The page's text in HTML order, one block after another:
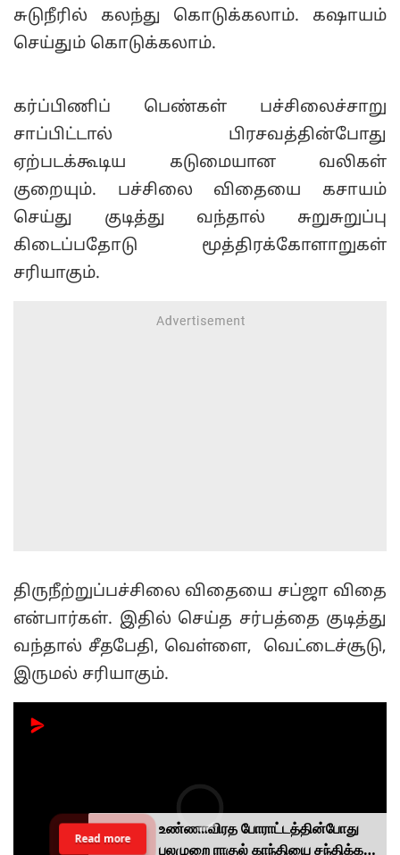
சுடுநீரில் கலந்து கொடுக்கலாம். கஷாயம்
செய்தும் கொடுக்கலாம்.
கர்ப்பிணிப் பெண்கள் பச்சிலைச்சாறு
சாப்பிட்டால் பிரசவத்தின்போது
ஏற்படக்கூடிய கடுமையான வலிகள்
குறையும். பச்சிலை விதையை கசாயம்
செய்து குடித்து வந்தால் சுறுசுறுப்பு
கிடைப்பதோடு மூத்திரக்கோளாறுகள்
சரியாகும்.
திருநீற்றுப்பச்சிலை விதையை சப்ஜா விதை
என்பார்கள். இதில் செய்த சர்பத்தை குடித்து
வந்தால் சீதபேதி, வெள்ளை, வெட்டைச்சூடு,
இருமல் சரியாகும்.